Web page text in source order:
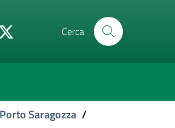
Cerca
Saragozza /